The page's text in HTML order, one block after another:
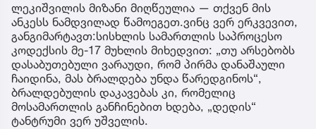
ლეკიშვილის მიზანი მიღწეულია — თქვენ მის
ანკესს ნამდვილად წამოეგეთ.ვინც ვერ ერკვევით,
განგიმარტავთ:სისხლის სამართლის საპროცესო
კოდექსის მე-17 მუხლის მიხედვით: „თუ არსებობს
დასაბუთებული ვარაუდი, რომ პირმა დანაშაული
ჩაიდინა, მას ბრალდება უნდა წარედგინოს“,
ბრალდებულის დაკავებას კი, რომელიც
მოსამართლის განჩინებით ხდება, „დედის“
ტანტრუმი ვერ უშველის.